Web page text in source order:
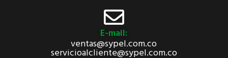
E-mail:
ventas@sypel.com.co
servicioalcliente@sypel.com.co